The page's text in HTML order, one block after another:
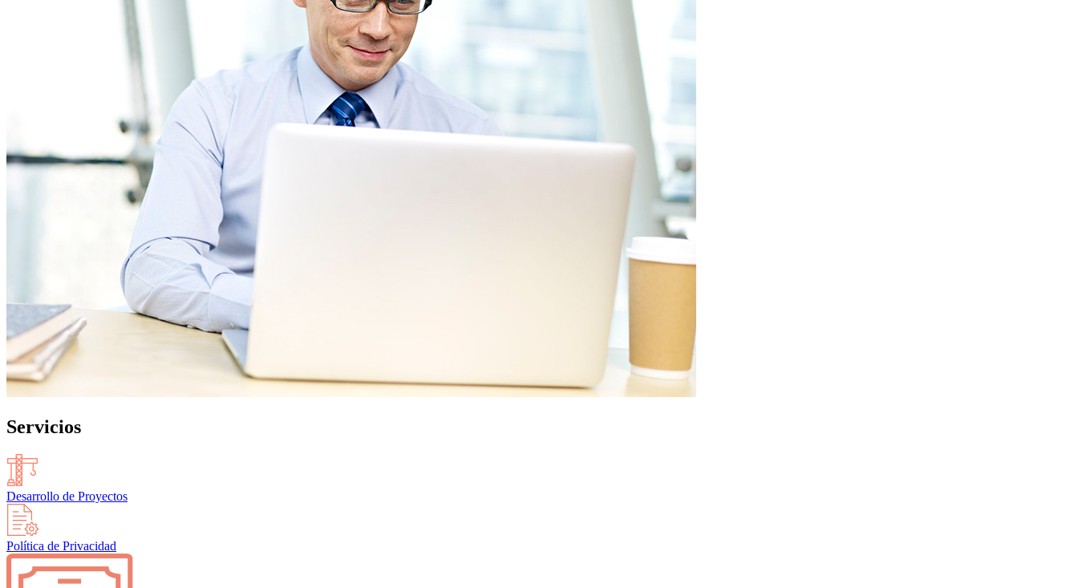
Servicios
Desarrollo de Proyectos
Política de Privacidad